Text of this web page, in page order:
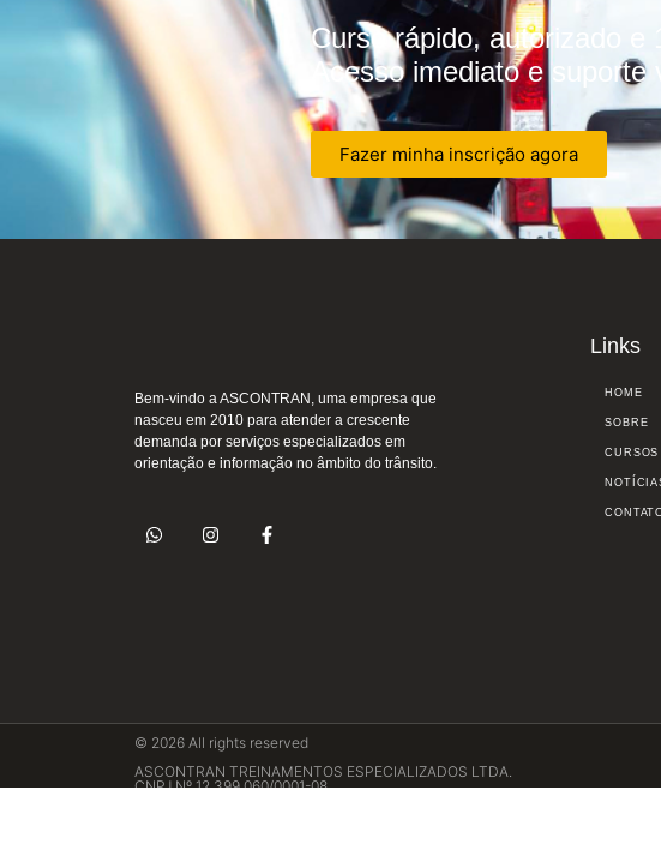
Curso rápido, autorizado e
Acesso imediato e suporte
Fazer minha inscrição agora
Bem-vindo a ASCONTRAN, uma empresa que
nasceu em 2010 para atender a crescente
demanda por serviços especializados em
orientação e informação no âmbito do trânsito.
Links
HOME
SOBRE
CURSOS
© 2026 All rights reserved
ASCONTRAN TREINAMENTOS ESPECIALIZADOS LTDA.
CNPJ Nº 12.399.060/0001-08